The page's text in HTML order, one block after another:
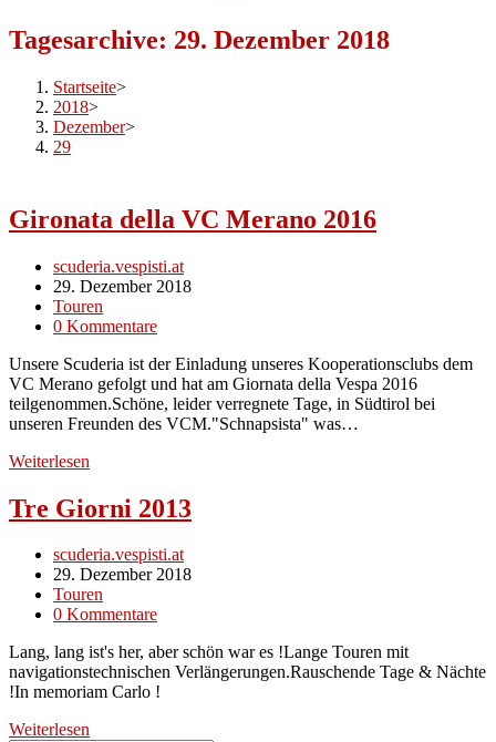
Tagesarchive: 29. Dezember 2018
Startseite>
2018>
Dezember>
29
Gironata della VC Merano 2016
Beitrags-
Autor:
scuderia.vespisti.at
Beitrag
veröffentlicht:
29. Dezember 2018
Beitrags-
Kategorie:
Touren
Beitrags-
0 Kommentare
Unsere Scuderia ist der Einladung unseres Kooperationsclubs dem
VC Merano gefolgt und hat am Giornata della Vespa 2016
teilgenommen.Schöne, leider verregnete Tage, in Südtirol bei
unseren Freunden des VCM."Schnapsista" was…
Weiterlesen
Merano
Tre Giorni 2013
Beitrags-
Autor:
scuderia.vespisti.at
Beitrag
veröffentlicht:
29. Dezember 2018
Beitrags-
Kategorie:
Touren
Beitrags-
0 Kommentare
Lang, lang ist's her, aber schön war es !Lange Touren mit
navigationstechnischen Verlängerungen.Rauschende Tage & Nächte
!In memoriam Carlo !
Weiterlesen